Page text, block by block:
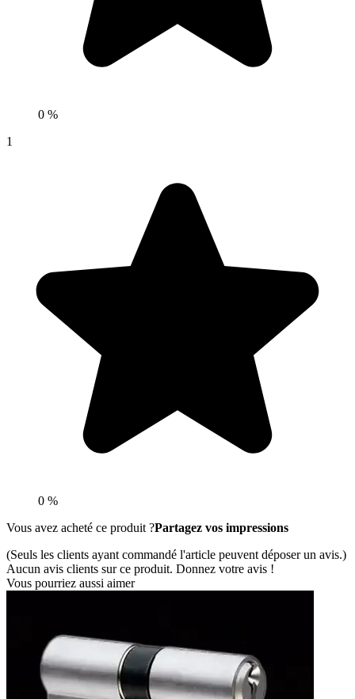
0 %
1
0 %
Vous avez acheté ce produit ?Partagez vos impressions
(Seuls les clients ayant commandé l'article peuvent déposer un avis.)
Aucun avis clients sur ce produit. Donnez votre avis !
Vous pourriez aussi aimer